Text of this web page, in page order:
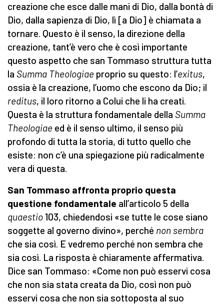
creazione che esce dalle mani di Dio, dalla bontà di
Dio, dalla sapienza di Dio, lì [a Dio] è chiamata a
tornare. Questo è il senso, la direzione della
creazione, tant’è vero che è così importante
questo aspetto che san Tommaso struttura tutta
la Summa Theologiae proprio su questo: l’exitus,
ossia è la creazione, l’uomo che escono da Dio; il
reditus, il loro ritorno a Colui che li ha creati.
Questa è la struttura fondamentale della Summa
Theologiae ed è il senso ultimo, il senso più
profondo di tutta la storia, di tutto quello che
esiste: non c’è una spiegazione più radicalmente
vera di questa.
San Tommaso affronta proprio questa
questione fondamentale all’articolo 5 della
quaestio103, chiedendosi «se tutte le cose siano
soggette al governo divino», perché non sembra
che sia così. E vedremo perché non sembra che
sia così. La risposta è chiaramente affermativa.
Dice san Tommaso: «Come non può esservi cosa
che non sia stata creata da Dio, così non può
esservi cosa che non sia sottoposta al suo